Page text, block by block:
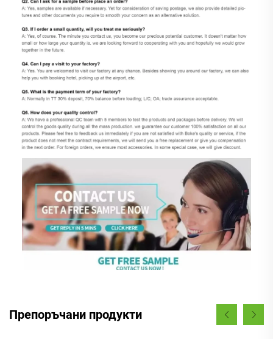
Препоръчани продукти